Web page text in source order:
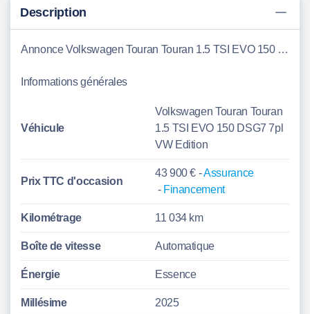
Description
Annonce Volkswagen Touran Touran 1.5 TSI EVO 150 DSG7 7pl VW Edition Boulogne-sur-Mer
Informations générales
Véhicule
Volkswagen Touran Touran
1.5 TSI EVO 150 DSG7 7pl
VW Edition
Prix TTC d'occasion
43 900 € -Assurance
- Financement
Kilométrage 11 034 km
Boîte de vitesse Automatique
Énergie Essence
Millésime 2025